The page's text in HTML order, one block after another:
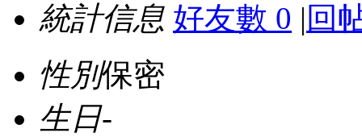
統計信息 好友數 0 | 回
性別保密
生日-